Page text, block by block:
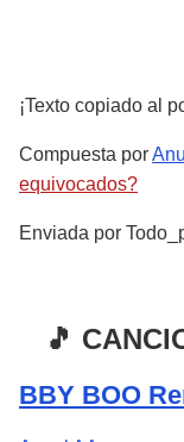
¡Texto copiado al
Compuesta por
equivocados?
Enviada por
🎵
BBY BOO